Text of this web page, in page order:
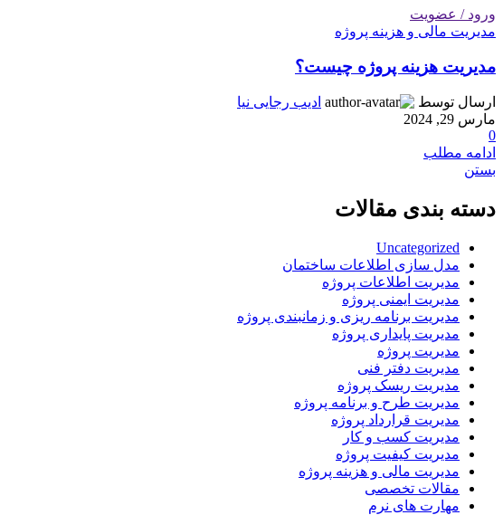
ورود / عضویت
مدیریت مالی و هزینه پروژه
مدیریت هزینه پروژه چیست؟
ارسال توسط
ادیب رجایی نیا
مارس 29, 2024
0
ادامه مطلب
بستن
دسته بندی مقالات
Uncategorized
مدل سازی اطلاعات ساختمان
مدیریت اطلاعات پروژه
مدیریت ایمنی پروژه
مدیریت برنامه ریزی و زمانبندی پروژه
مدیریت پایداری پروژه
مدیریت پروژه
مدیریت دفتر فنی
مدیریت ریسک پروژه
مدیریت طرح و برنامه پروژه
مدیریت قرارداد پروژه
مدیریت کسب و کار
مدیریت کیفیت پروژه
مدیریت مالی و هزینه پروژه
مقالات تخصصی
مهارت های نرم